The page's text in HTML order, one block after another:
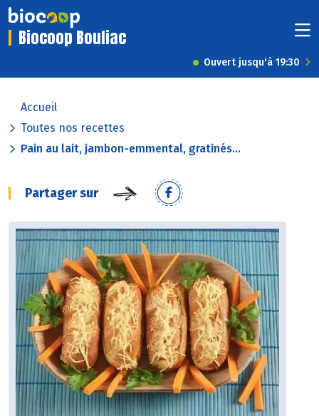
Biocoop Bouliac
Ouvert jusqu'à 19:30
Accueil
Toutes nos recettes
Pain au lait, jambon-emmental, gratinés...
Partager sur